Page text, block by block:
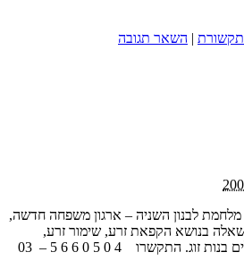
| השאר תגובה
מלחמת לבנון השניה – ארגון משפחה חדשה,
שאלה בנושא הקפאת זרע, שימור זרע,
התקשרו 4 0 5 0 6 6 5 – 03